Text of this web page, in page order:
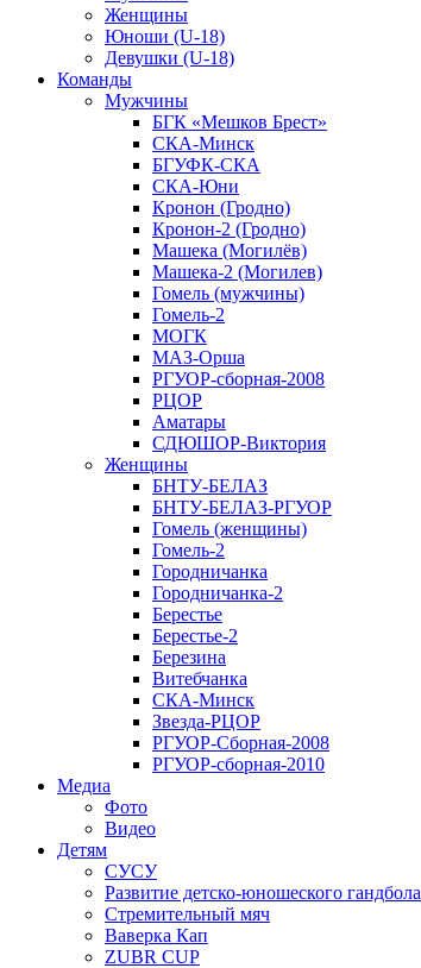
Женщины
Юноши (U-18)
Девушки (U-18)
Команды
Мужчины
БГК «Мешков Брест»
СКА-Минск
БГУФК-СКА
СКА-Юни
Кронон (Гродно)
Кронон-2 (Гродно)
Машека (Могилёв)
Машека-2 (Могилев)
Гомель (мужчины)
Гомель-2
МОГК
МАЗ-Орша
РГУОР-сборная-2008
РЦОР
Аматары
СДЮШОР-Виктория
Женщины
БНТУ-БЕЛАЗ
БНТУ-БЕЛАЗ-РГУОР
Гомель (женщины)
Гомель-2
Городничанка
Городничанка-2
Берестье
Берестье-2
Березина
Витебчанка
СКА-Минск
Звезда-РЦОР
РГУОР-Сборная-2008
РГУОР-сборная-2010
Медиа
Фото
Видео
Детям
СУСУ
Развитие детско-юношеского гандбола
Стремительный мяч
Ваверка Кап
ZUBR CUP